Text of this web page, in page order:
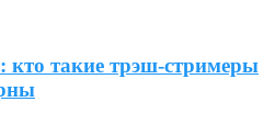
кто такие трэш-стримеры